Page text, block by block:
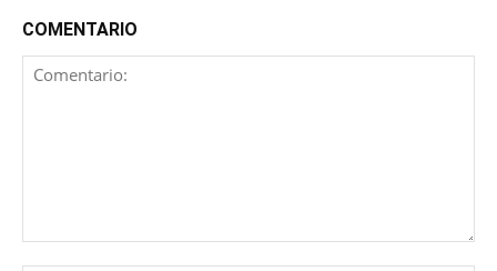
COMENTARIO